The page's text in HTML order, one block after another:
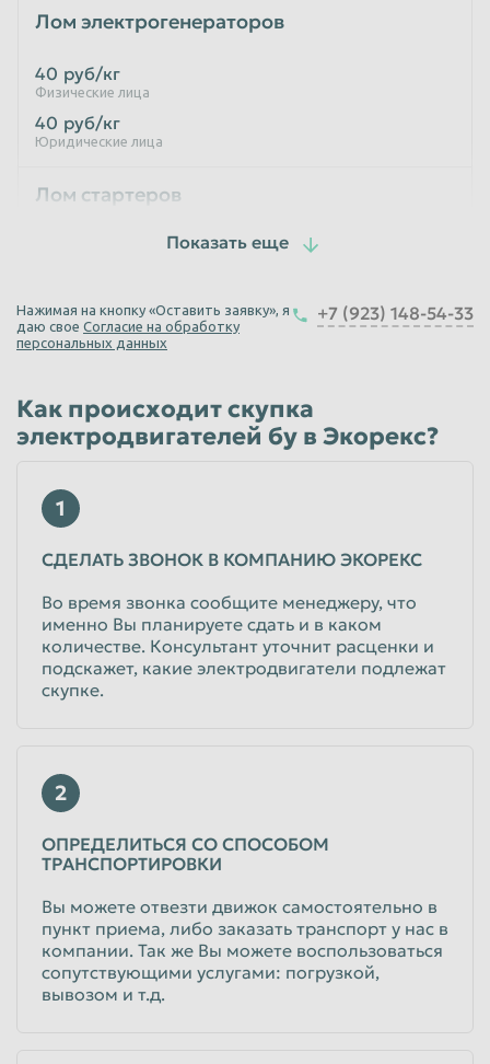
Лом электрогенераторов
Физические лица
40 руб/кг
Юридические лица
40 руб/кг
Лом стартеров
Юридические лица
Физические лица
40 руб/кг
Юридические лица
Нажимая на кнопку «Оставить заявку», я
даю свое Согласие на обработку
персональных данных
+7 (923) 148-54-33
Как происходит скупка
электродвигателей бу в Экорекс?
1
СДЕЛАТЬ ЗВОНОК В КОМПАНИЮ ЭКОРЕКС
Во время звонка сообщите менеджеру, что
именно Вы планируете сдать и в каком
количестве. Консультант уточнит расценки и
подскажет, какие электродвигатели подлежат
скупке.
2
ОПРЕДЕЛИТЬСЯ СО СПОСОБОМ
ТРАНСПОРТИРОВКИ
Вы можете отвезти движок самостоятельно в
пункт приема, либо заказать транспорт у нас в
компании. Так же Вы можете воспользоваться
сопутствующими услугами: погрузкой,
вывозом и т.д.